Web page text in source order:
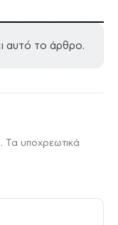
αυτό το άρθρο.
Τα υποχρεωτικά